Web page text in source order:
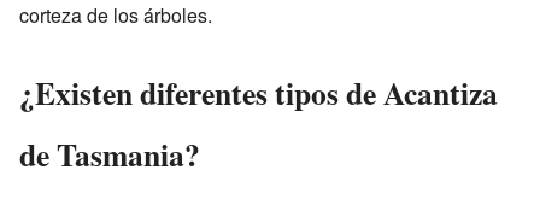
corteza de los árboles.
¿Existen diferentes tipos de Acantiza
de Tasmania?